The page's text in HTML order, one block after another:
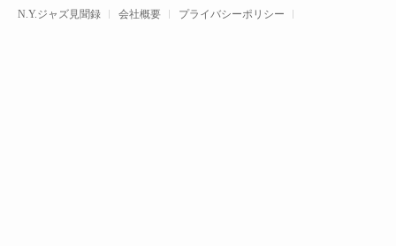
N.Y.ジャズ見聞録
会社概要 プライバシーポリシー